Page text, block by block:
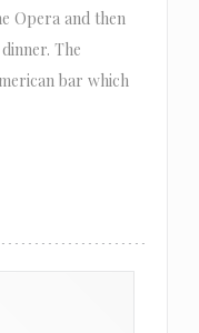
Opera and then
The
bar which
ΣΕ ΝΈΟ ΠΑΡΆΘΥΡΟ))